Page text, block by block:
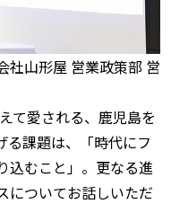
社山形屋 営業政策部 営
て愛される、鹿児島を
る課題は、「時代にフ
込むこと」。更なる進
についてお話しいただ